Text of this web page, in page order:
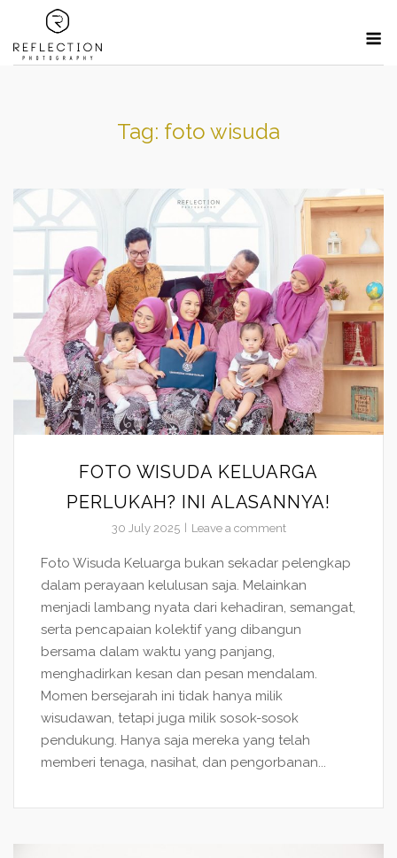
content
Tag: foto wisuda
FOTO WISUDA KELUARGA
PERLUKAH? INI ALASANNYA!
30 July 2025 Leave a comment
Foto Wisuda Keluarga bukan sekadar pelengkap
dalam perayaan kelulusan saja. Melainkan
menjadi lambang nyata dari kehadiran, semangat,
serta pencapaian kolektif yang dibangun
bersama dalam waktu yang panjang,
menghadirkan kesan dan pesan mendalam.
Momen bersejarah ini tidak hanya milik
wisudawan, tetapi juga milik sosok-sosok
pendukung. Hanya saja mereka yang telah
memberi tenaga, nasihat, dan pengorbanan...